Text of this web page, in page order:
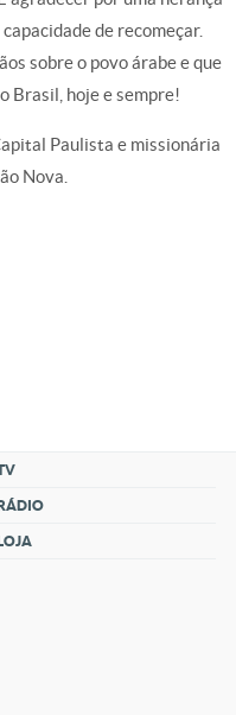
de recomeçar.
sobre o povo árabe e que
Brasil, hoje e sempre!
Paulista e missionária
Nova.